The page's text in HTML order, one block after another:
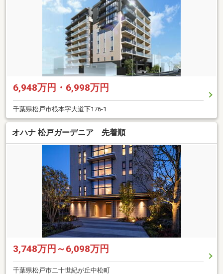
6,948万円・6,998万円
千葉県松戸市根本字大道下176-1
オハナ 松戸ガーデニア 先着順
3,748万円～6,098万円
千葉県松戸市二十世紀が丘中松町